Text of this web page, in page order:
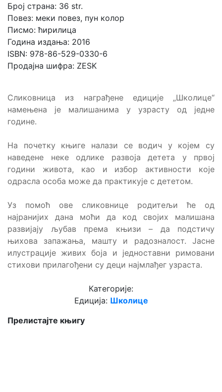
Број страна: 36 str.
Повез: меки повез, пун колор
Писмо: ћирилица
Година издања: 2016
ISBN: 978-86-529-0330-6
Продајна шифра: ZESK
Сликовница из награђене едиције „Школице“
намењена је малишанима у узрасту од једне
године.
На почетку књиге налази се водич у којем су
наведене неке одлике развоја детета у првој
години живота, као и избор активности које
одрасла особа може да практикује с дететом.
Уз помоћ ове сликовнице родитељи ће од
најранијих дана моћи да код својих малишана
развијају љубав према књизи – да подстичу
њихова запажања, машту и радозналост. Јасне
илустрације живих боја и једноставни римовани
стихови прилагођени су деци најмлађег узраста.
Категорије:
Едиција: Школице
Прелистајте књигу